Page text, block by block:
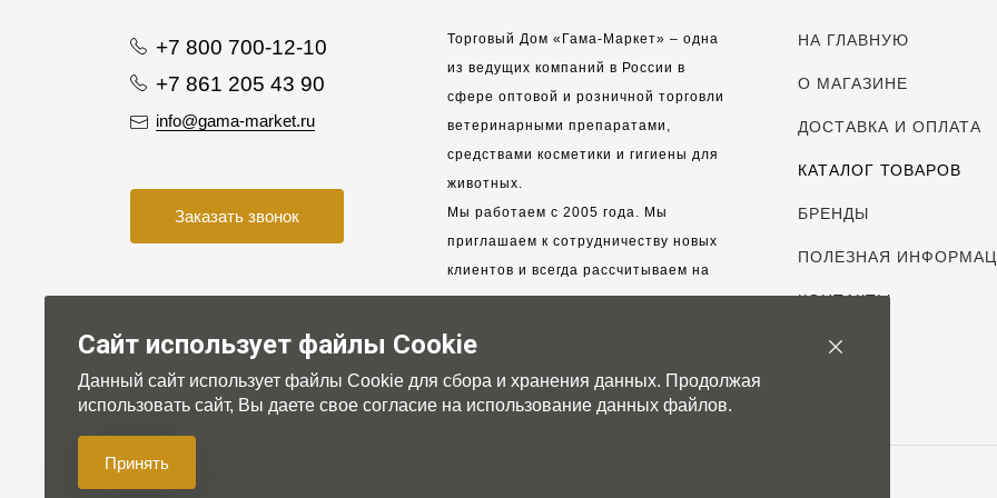
+7 800 700-12-10
+7 861 205 43 90
info@gama-market.ru
Заказать звонок
Торговый Дом «Гама-Маркет» – одна
из ведущих компаний в России в
сфере оптовой и розничной торговли
ветеринарными препаратами,
средствами косметики и гигиены для
животных.
Мы работаем с 2005 года. Мы
приглашаем к сотрудничеству новых
клиентов и всегда рассчитываем на
взаимовыгодные, долгосрочные
Для нас дорог каждый клиент!
НА ГЛАВНУЮ
О МАГАЗИНЕ
ДОСТАВКА И ОПЛАТА
КАТАЛОГ ТОВАРОВ
БРЕНДЫ
ПОЛЕЗНАЯ
КОНТАКТЫ
© 2007-2026 Gama-market LTD
Сайт использует файлы Cookie
Данный сайт использует файлы Cookie для сбора и хранения данных. Продолжая
использовать сайт, Вы даете свое согласие на использование данных файлов.
Принять